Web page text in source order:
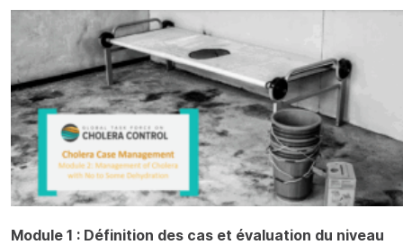
Module 1 : Définition des cas et évaluation du niveau